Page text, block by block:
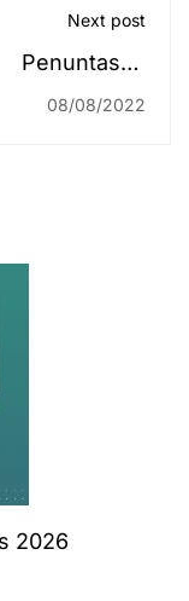
Next post
Penuntasan
Salam UIN
Perpustakaan
08/08/2022
2026